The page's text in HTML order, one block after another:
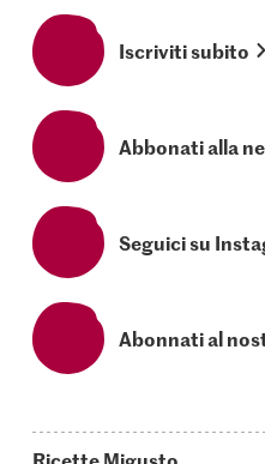
Iscriviti subito
Abbonati alla
Seguici su
Abonnati al